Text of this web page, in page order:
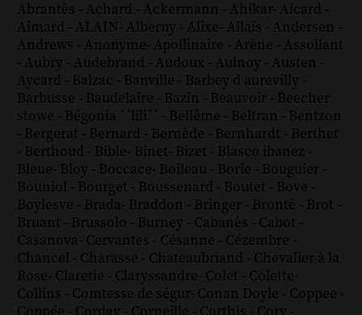
Abrantès - Achard - Ackermann - Ahikar- Aicard -
Aimard - ALAIN- Alberny - Alixe- Allais - Andersen -
Andrews - Anonyme- Apollinaire - Arène - Assollant
- Aubry - Audebrand - Audoux - Aulnoy - Austen -
Aycard - Balzac - Banville - Barbey d aurevilly -
Barbusse - Baudelaire - Bazin - Beauvoir - Beecher
stowe - Bégonia ´´lili´´ - Bellême - Beltran - Bentzon
- Bergerat - Bernard - Bernède - Bernhardt - Berthet
- Berthoud - Bible- Binet- Bizet - Blasco ibanez -
Bleue- Bloy - Boccace- Boileau - Borie - Bouguier -
Bouniol - Bourget - Boussenard - Boutet - Bove -
Boylesve - Brada- Braddon - Bringer - Brontë - Brot -
Bruant - Brussolo - Burney - Cabanès - Cabot -
Casanova- Cervantes - Césanne - Cézembre -
Chancel - Charasse - Chateaubriand - Chevalier à la
Rose- Claretie - Claryssandre- Colet - Colette-
Collins - Comtesse de ségur- Conan Doyle - Coppee -